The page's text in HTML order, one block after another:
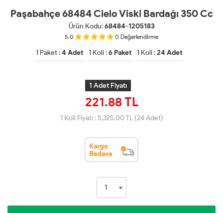
Paşabahçe 68484 Cielo Viski Bardağı 350 Cc
Ürün Kodu:68484-1205183
5.0 0 Değerlendirme
1 Paket :4 Adet 1 Koli :6 Paket 1 Koli :24 Adet
1 Adet Fiyatı
221.88 TL
1 Koli Fiyatı :5,325.00TL (24 Adet)